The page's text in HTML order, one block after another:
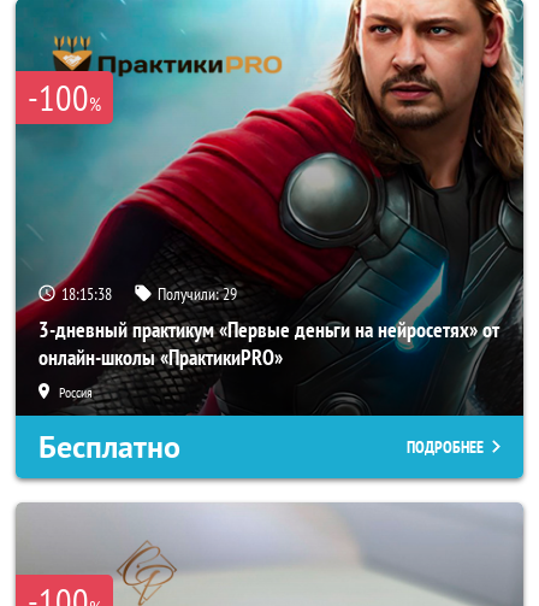
-100%
18:15:35 Получили:29
3-дневный практикум «Первые деньги на нейросетях» от
онлайн-школы «ПрактикиPRO»
Россия
Бесплатно ПОДРОБНЕЕ